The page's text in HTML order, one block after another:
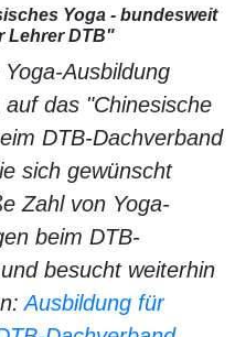
Yoga - bundesweit
Lehrer DTB"
Ausbildung
das "Chinesische
DTB-Dachverband
sich gewünscht
Zahl von Yoga-
beim DTB-
besucht weiterhin
Ausbildung für